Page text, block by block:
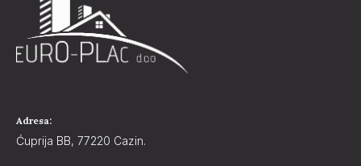
Adresa:
Ćuprija BB, 77220 Cazin.